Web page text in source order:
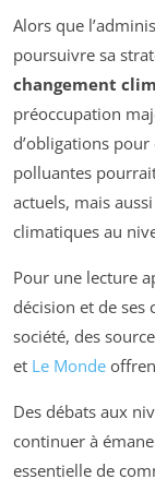
Alors que
poursuivre sa
changement
préoccupation
d’obligations
polluantes
actuels, mais
climatiques au
Pour une lecture
décision et de ses
société, des
et Le Monde
Des débats aux
continuer à
essentielle de